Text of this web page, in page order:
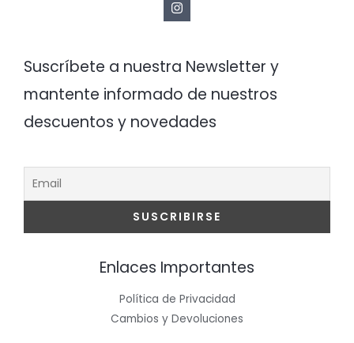
Suscríbete a nuestra Newsletter y
mantente informado de nuestros
descuentos y novedades
Enlaces Importantes
Política de Privacidad
Cambios y Devoluciones